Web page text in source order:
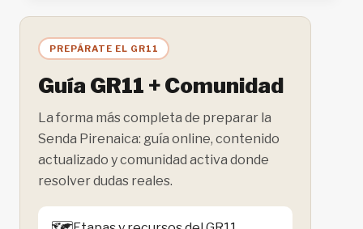
PARA
LA
PRÁCTICA
DE
DEPORTES
DE
NIEVE
CON
SEGURIDAD
PREPÁRATE EL GR11
Guía GR11 + Comunidad
La forma más completa de preparar la
Senda Pirenaica: guía online, contenido
actualizado y comunidad activa donde
resolver dudas reales.